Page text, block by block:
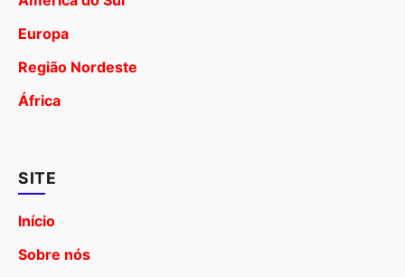
Europa
Região Nordeste
África
SITE
Início
Sobre nós